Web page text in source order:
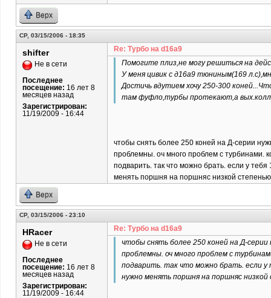
Верх
СР, 03/15/2006 - 18:35
shifter
Не в сети
Последнее
посещение: 16 лет 8
месяцев назад
Зарегистрирован:
11/19/2009 - 16:44
Re: Турбо на d16a9
Помогите плиз,не могу решиться на
У меня цивик с д16а9 тюниным(169
Достичь вдутием хочу 250-300
там фуфло,турбы протекают,а
чтобы снять более 250 коней на Д-серии
проблемны. оч много проблем с турбинами.
подварить. так что можно брать. если у
менять поршня на поршняс низкой
Верх
СР, 03/15/2006 - 23:10
HRacer
Не в сети
Последнее
посещение: 16 лет 8
месяцев назад
Зарегистрирован:
11/19/2009 - 16:44
Re: Турбо на d16a9
чтобы снять более 250 коней на Д-
проблемны. оч много проблем с
подварить. так что можно брать. если у
нужно менять поршня на поршняс низкой